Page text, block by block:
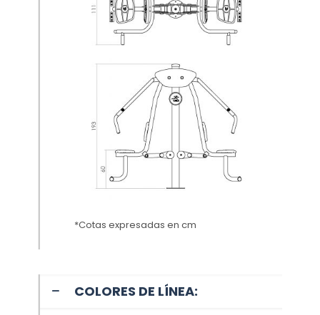
*Cotas expresadas en cm
COLORES DE LÍNEA: